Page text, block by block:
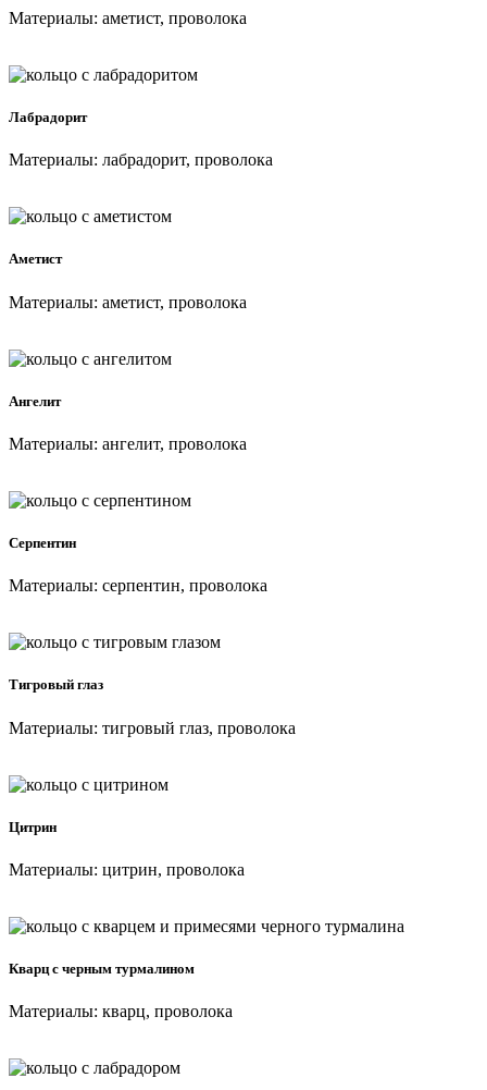
Материалы: аметист, проволока
Лабрадорит
Материалы: лабрадорит, проволока
Аметист
Материалы: аметист, проволока
Ангелит
Материалы: ангелит, проволока
Серпентин
Материалы: серпентин, проволока
Тигровый глаз
Материалы: тигровый глаз, проволока
Цитрин
Материалы: цитрин, проволока
Кварц с черным турмалином
Материалы: кварц, проволока